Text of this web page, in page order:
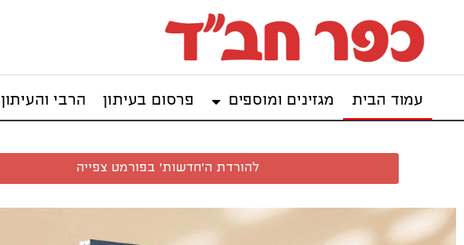
עמוד הבית מגזינים ומוספים פרסום בעיתון הרבי והעיתון
להורדת ה'חדשות' בפורמט צפייה